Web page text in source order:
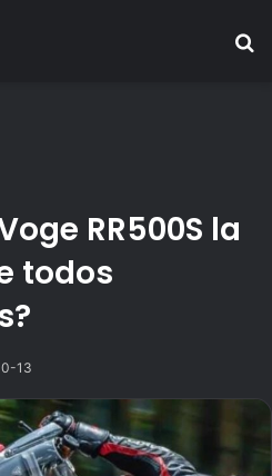
RR500S la
todos
13